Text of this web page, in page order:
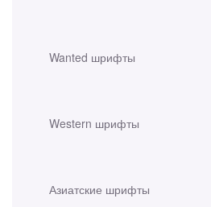
Wanted шрифты
Western шрифты
Азиатские шрифты